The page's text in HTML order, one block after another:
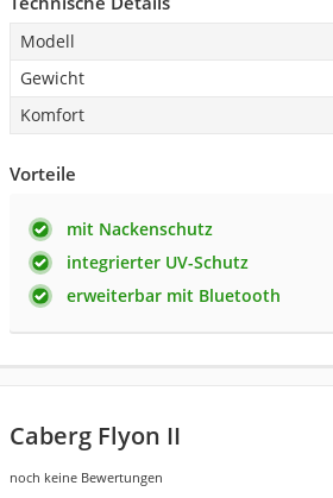
Modell
Gewicht
Komfort
Vorteile
mit Nackenschutz
integrierter UV-Schutz
erweiterbar mit Bluetooth
Caberg Flyon II
noch keine Bewertungen